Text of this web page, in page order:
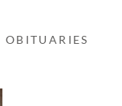
OBITUARIES